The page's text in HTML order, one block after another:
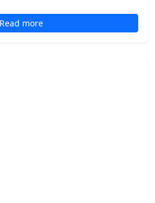
Read more